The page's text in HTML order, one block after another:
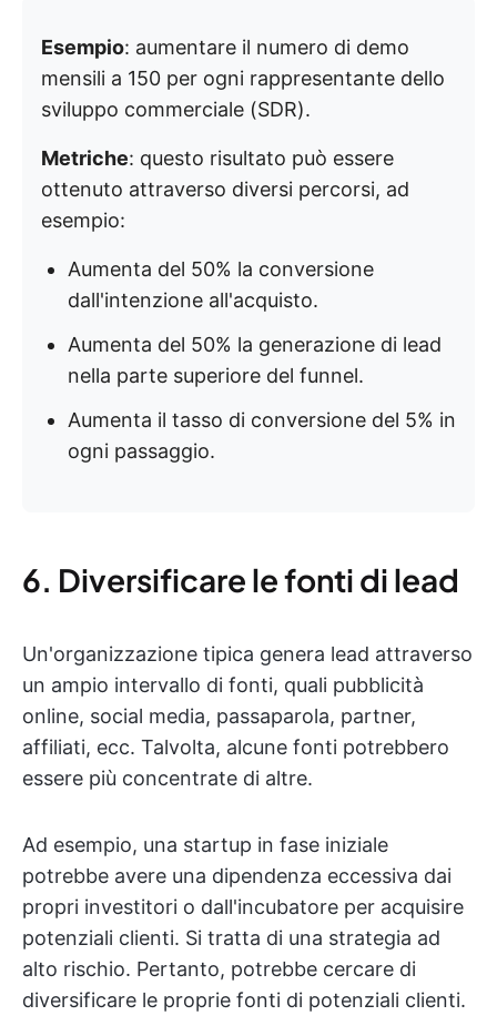
Esempio: aumentare il numero di demo
mensili a 150 per ogni rappresentante dello
sviluppo commerciale (SDR).
Metriche: questo risultato può essere
ottenuto attraverso diversi percorsi, ad
esempio:
Aumenta del 50% la conversione
dall'intenzione all'acquisto.
Aumenta del 50% la generazione di lead
nella parte superiore del funnel.
Aumenta il tasso di conversione del 5% in
ogni passaggio.
6. Diversificare le fonti di lead
Un'organizzazione tipica genera lead attraverso
un ampio intervallo di fonti, quali pubblicità
online, social media, passaparola, partner,
affiliati, ecc. Talvolta, alcune fonti potrebbero
essere più concentrate di altre.
Ad esempio, una startup in fase iniziale
potrebbe avere una dipendenza eccessiva dai
propri investitori o dall'incubatore per acquisire
potenziali clienti. Si tratta di una strategia ad
alto rischio. Pertanto, potrebbe cercare di
diversificare le proprie fonti di potenziali clienti.